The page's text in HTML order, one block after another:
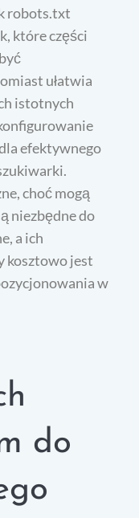
robots.txt
które części
ułatwia
istotnych
efektywnego
choć mogą
niezbędne do
a ich
kosztowo jest
w
do